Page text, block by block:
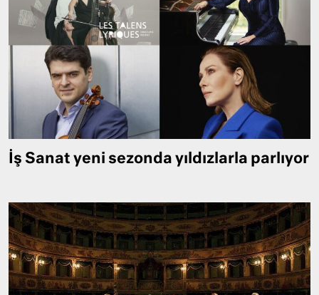
İş Sanat yeni sezonda yıldızlarla parlıyor